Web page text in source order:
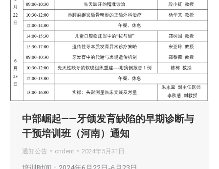
中部崛起——牙颌发育缺陷的早期诊断与
干预培训班（河南）通知
通知公告 cndent 2024年5月31日